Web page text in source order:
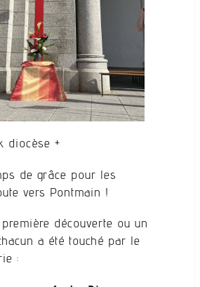
diocèse +
de grâce pour les
vers Pontmain !
découverte ou un
a été touché par le
: